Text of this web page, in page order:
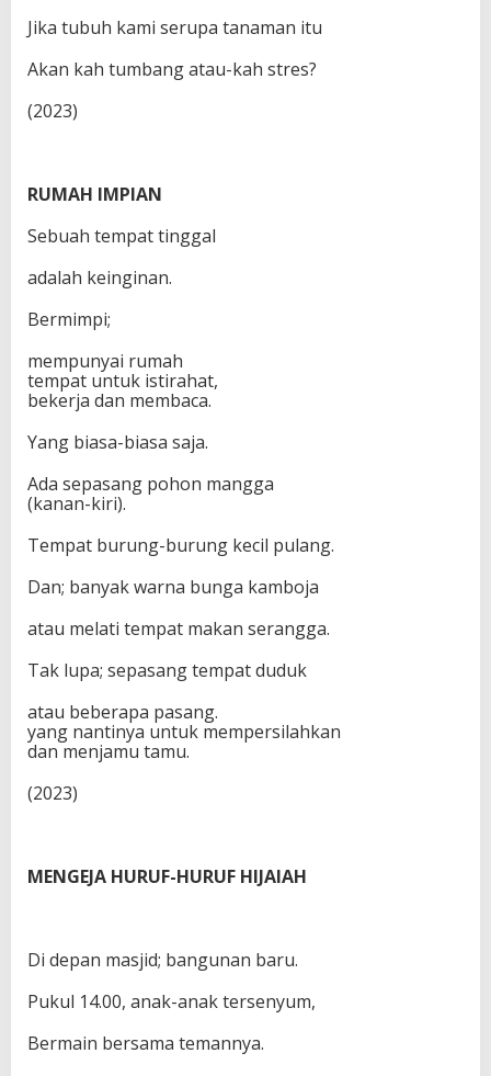
Jika tubuh kami serupa tanaman itu
Akan kah tumbang atau-kah stres?
(2023)
RUMAH IMPIAN
Sebuah tempat tinggal
adalah keinginan.
Bermimpi;
mempunyai rumah
tempat untuk istirahat,
bekerja dan membaca.
Yang biasa-biasa saja.
Ada sepasang pohon mangga
(kanan-kiri).
Tempat burung-burung kecil pulang.
Dan; banyak warna bunga kamboja
atau melati tempat makan serangga.
Tak lupa; sepasang tempat duduk
atau beberapa pasang.
yang nantinya untuk mempersilahkan
dan menjamu tamu.
(2023)
MENGEJA HURUF-HURUF HIJAIAH
Di depan masjid; bangunan baru.
Pukul 14.00, anak-anak tersenyum,
Bermain bersama temannya.